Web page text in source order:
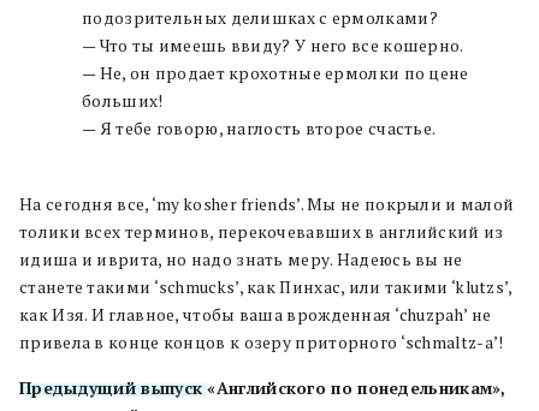
подозрительных делишках с ермолками?
— Что ты имеешь ввиду? У него все кошерно.
— Не, он продает крохотные ермолки по цене
больших!
— Я тебе говорю, наглость второе счастье.
На сегодня все, ‘my kosher friends’. Мы не покрыли и малой
толики всех терминов, перекочевавших в английский из
идиша и иврита, но надо знать меру. Надеюсь вы не
станете такими ‘schmucks’, как Пинхас, или такими ‘klutzs’,
как Изя. И главное, чтобы ваша врожденная ‘chuzpah’ не
привела в конце концов к озеру приторного ‘schmaltz-a’!
Предыдущий выпуск«Английского по понедельникам»,